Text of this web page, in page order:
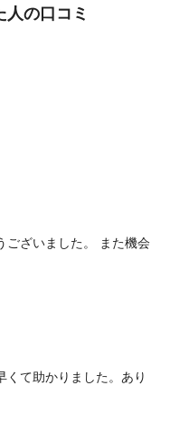
の口コミ
ございました。 また機会
て助かりました。あり